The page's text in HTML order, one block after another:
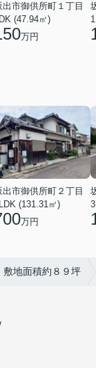
出市御供所町１丁目
(47.94㎡)
万円
出市御供所町２丁目
(131.31㎡)
万円
地面積約８９坪